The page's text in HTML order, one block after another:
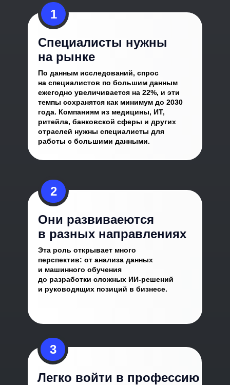
Специалисты нужны
на рынке
По данным исследований, спрос
на специалистов по большим данным
ежегодно увеличивается на 22%, и эти
темпы сохранятся как минимум до 2030
года. Компаниям из медицины, ИТ,
ритейла, банковской сферы и других
отраслей нужны специалисты для
работы с большими данными.
1
Они развиваеются
в разных направлениях
Эта роль открывает много
перспектив: от анализа данных
и машинного обучения
до разработки сложных ИИ-решений
и руководящих позиций в бизнесе.
2
Легко войти в профессию
3